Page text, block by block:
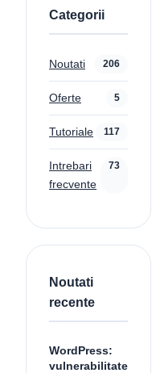
Categorii
Noutati 206
Oferte 5
Tutoriale 117
Intrebari
frecvente
73
Noutati
recente
WordPress:
vulnerabilitate